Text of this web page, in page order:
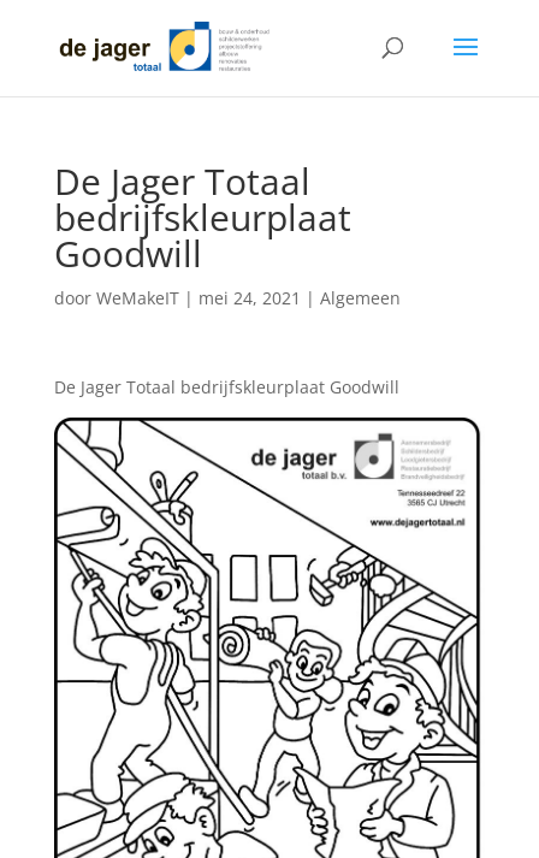
De Jager Totaal
bedrijfskleurplaat
Goodwill
door WeMakeIT| mei 24, 2021 | Algemeen
De Jager Totaal bedrijfskleurplaat Goodwill